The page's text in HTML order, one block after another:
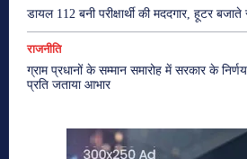
डायल 112 बनी परीक्षार्थी की मददगार, हूटर
राजनीति
ग्राम प्रधानों के सम्मान समारोह में सरकार के
प्रति जताया आभार